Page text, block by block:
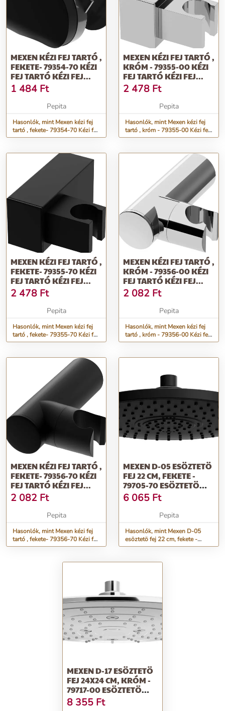
MEXEN KÉZI FEJ TARTÓ ,
FEKETE- 79354-70 KÉZI
FEJ TARTÓ KÉZI FEJ...
1 484 Ft
Pepita
Hasonlók, mint Mexen kézi fej
tartó , fekete- 79354-70 Kézi fej
tartó Kézi fej...
MEXEN KÉZI FEJ TARTÓ ,
KRÓM - 79355-00 KÉZI
FEJ TARTÓ KÉZI FEJ...
2 478 Ft
Pepita
Hasonlók, mint Mexen kézi fej
tartó , króm - 79355-00 Kézi fej
tartó Kézi fej...
MEXEN KÉZI FEJ TARTÓ ,
FEKETE- 79355-70 KÉZI
FEJ TARTÓ KÉZI FEJ...
2 478 Ft
Pepita
Hasonlók, mint Mexen kézi fej
tartó , fekete- 79355-70 Kézi fej
tartó Kézi fej...
MEXEN KÉZI FEJ TARTÓ ,
KRÓM - 79356-00 KÉZI
FEJ TARTÓ KÉZI FEJ...
2 082 Ft
Pepita
Hasonlók, mint Mexen kézi fej
tartó , króm - 79356-00 Kézi fej
tartó Kézi fej...
MEXEN KÉZI FEJ TARTÓ ,
FEKETE- 79356-70 KÉZI
FEJ TARTÓ KÉZI FEJ...
2 082 Ft
Pepita
Hasonlók, mint Mexen kézi fej
tartó , fekete- 79356-70 Kézi fej
tartó Kézi fej...
MEXEN D-05 ESÖZTETÖ
FEJ 22 CM, FEKETE -
79705-70 ESÖZTETÖ
FEJ+ RÚD
6 065 Ft
Pepita
Hasonlók, mint Mexen D-05
esöztetö fej 22 cm, fekete -
79705-70 Esöztetö fej+ rúd
MEXEN D-17 ESÖZTETÖ
FEJ 24X24 CM, KRÓM -
79717-00 ESÖZTETÖ
FEJ+ RÚD
8 355 Ft